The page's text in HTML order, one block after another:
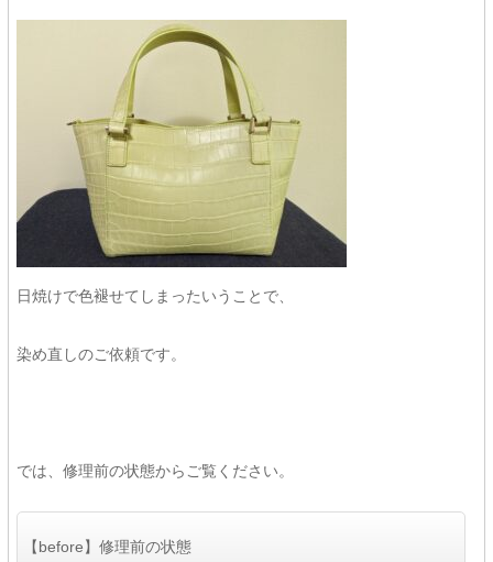
日焼けで色褪せてしまったいうことで、
染め直しのご依頼です。
では、修理前の状態からご覧ください。
【before】修理前の状態